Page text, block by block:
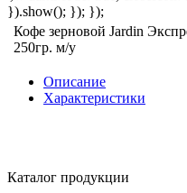
}).show(); }); });
Кофе зерновой Jardin
250гр. м/у
Описание
Характеристики
Каталог продукции